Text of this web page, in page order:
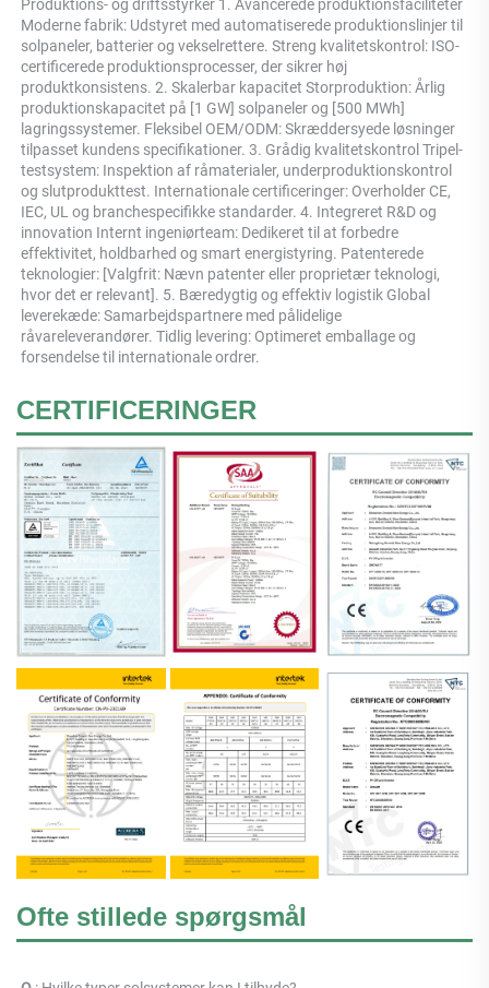
Produktions- og driftsstyrker 1. Avancerede produktionsfaciliteter
Moderne fabrik: Udstyret med automatiserede produktionslinjer til
solpaneler, batterier og vekselrettere. Streng kvalitetskontrol: ISO-
certificerede produktionsprocesser, der sikrer høj
produktkonsistens. 2. Skalerbar kapacitet Storproduktion: Årlig
produktionskapacitet på [1 GW] solpaneler og [500 MWh]
lagringssystemer. Fleksibel OEM/ODM: Skræddersyede løsninger
tilpasset kundens specifikationer. 3. Grådig kvalitetskontrol Tripel-
testsystem: Inspektion af råmaterialer, underproduktionskontrol
og slutprodukttest. Internationale certificeringer: Overholder CE,
IEC, UL og branchespecifikke standarder. 4. Integreret R&D og
innovation Internt ingeniørteam: Dedikeret til at forbedre
effektivitet, holdbarhed og smart energistyring. Patenterede
teknologier: [Valgfrit: Nævn patenter eller proprietær teknologi,
hvor det er relevant]. 5. Bæredygtig og effektiv logistik Global
leverekæde: Samarbejdspartnere med pålidelige
råvareleverandører. Tidlig levering: Optimeret emballage og
forsendelse til internationale ordrer.
CERTIFICERINGER
Ofte stillede spørgsmål